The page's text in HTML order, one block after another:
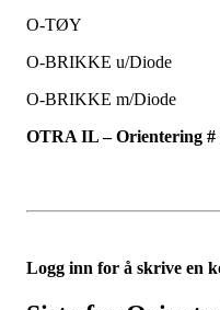
O-TØY
O-BRIKKE
O-BRIKKE
OTRA IL – Orientering #
Logg inn for å skrive en